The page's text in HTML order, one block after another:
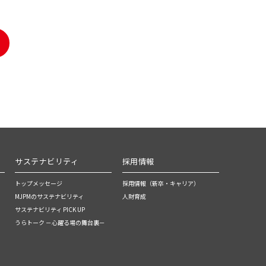
サステナビリティ
トップメッセージ
MJPMのサステナビリティ
サステナビリティ PICK UP
うらトーク －心躍る場の舞台裏－
採用情報
採用情報（新卒・キャリア）
人財育成